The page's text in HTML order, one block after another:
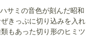
サミの音色が刻んだ昭和
きっぷに切り込みを入れ
もあった切り形のヒミツ